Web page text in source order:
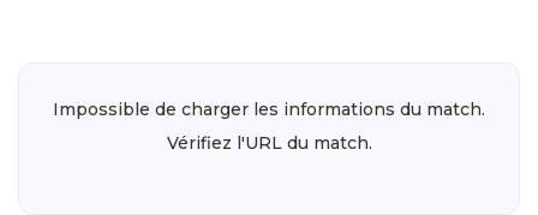
Impossible de charger les informations du match.
Vérifiez l'URL du match.